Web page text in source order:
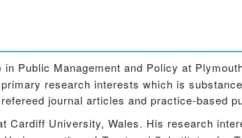
Public Management and Policy at
research interests which is
journal articles and practice-based
Cardiff University, Wales. His research